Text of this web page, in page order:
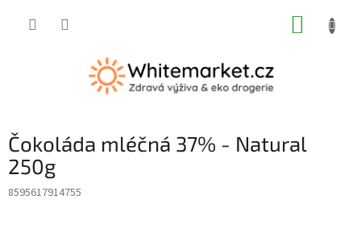
Čokoláda mléčná 37% - Natural
250g
8595617914755